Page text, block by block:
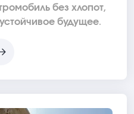
без хлопот,
будущее.